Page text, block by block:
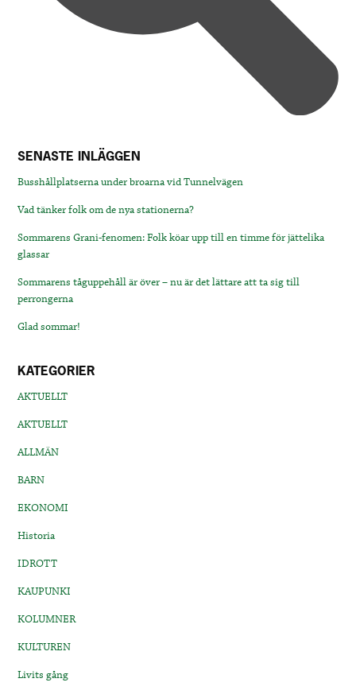
SENASTE INLÄGGEN
Busshållplatserna under broarna vid Tunnelvägen
Vad tänker folk om de nya stationerna?
Sommarens Grani-fenomen: Folk köar upp till en timme för jättelika
glassar
Sommarens tåguppehåll är över – nu är det lättare att ta sig till
perrongerna
Glad sommar!
KATEGORIER
AKTUELLT
AKTUELLT
ALLMÄN
BARN
EKONOMI
Historia
IDROTT
KAUPUNKI
KOLUMNER
KULTUREN
Livits gång